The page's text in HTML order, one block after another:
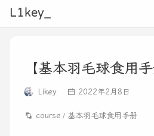
L1key_
【基本羽毛球食用
Likey 2022年2月8日
course 基本羽毛球食用手册